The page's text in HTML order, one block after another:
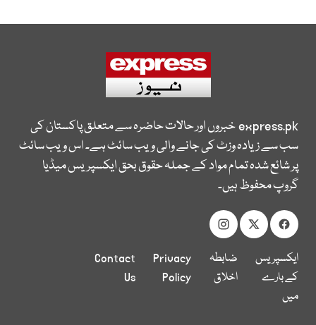
express.pkخبروں اور حالات حاضرہ سے متعلق پاکستان کی
سب سے زیادہ وزٹ کی جانے والی ویب سائٹ ہے۔ اس ویب سائٹ
پر شائع شدہ تمام مواد کے جملہ حقوق بحق ایکسپریس میڈیا
گروپ محفوظ ہیں۔
ایکسپریس
کے بارے
میں
ضابطہ
اخلاق
Privacy
Policy
Contact
Us